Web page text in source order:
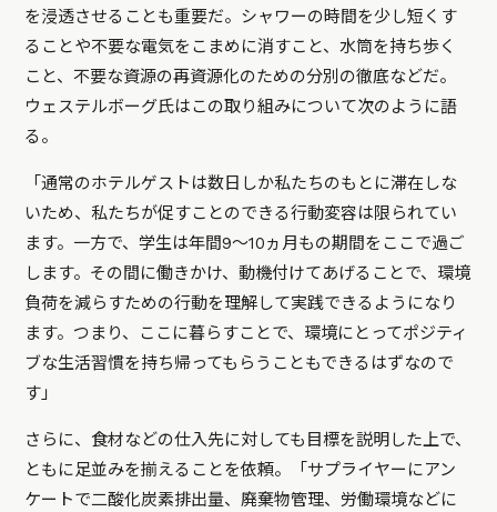
を浸透させることも重要だ。シャワーの時間を少し短くす
ることや不要な電気をこまめに消すこと、水筒を持ち歩く
こと、不要な資源の再資源化のための分別の徹底などだ。
ウェステルボーグ氏はこの取り組みについて次のように語
る。
「通常のホテルゲストは数日しか私たちのもとに滞在しな
いため、私たちが促すことのできる行動変容は限られてい
ます。一方で、学生は年間9〜10ヵ月もの期間をここで過ご
します。その間に働きかけ、動機付けてあげることで、環境
負荷を減らすための行動を理解して実践できるようになり
ます。つまり、ここに暮らすことで、環境にとってポジティ
ブな生活習慣を持ち帰ってもらうこともできるはずなので
す」
さらに、食材などの仕入先に対しても目標を説明した上で、
ともに足並みを揃えることを依頼。「サプライヤーにアン
ケートで二酸化炭素排出量、廃棄物管理、労働環境などに